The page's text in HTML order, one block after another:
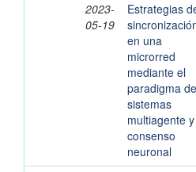
2023-
05-19
Estrategias
en una
microrred
mediante el
paradigma de
sistemas
multiagente y
consenso
neuronal